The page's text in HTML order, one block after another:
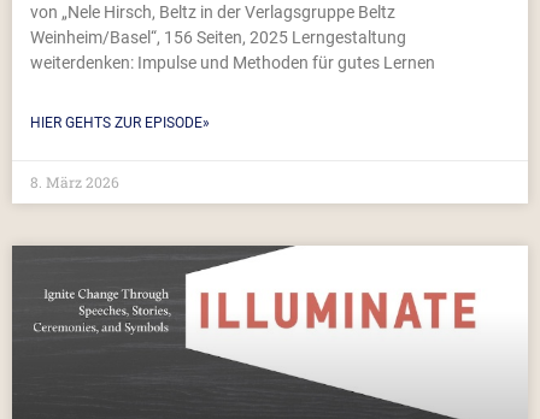
von „Nele Hirsch, Beltz in der Verlagsgruppe Beltz
Weinheim/Basel“, 156 Seiten, 2025 Lerngestaltung
weiterdenken: Impulse und Methoden für gutes Lernen
HIER GEHTS ZUR EPISODE»
8. März 2026